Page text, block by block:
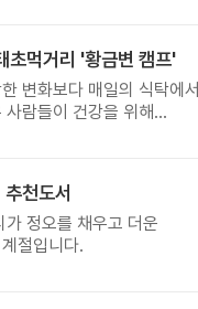
보세요.
초먹거리 '황금변 캠프'
변화보다 매일의 식탁에서
람들이 건강을 위해
함께하는 태초먹거리
천도서
정오를 채우고 더운
절입니다.